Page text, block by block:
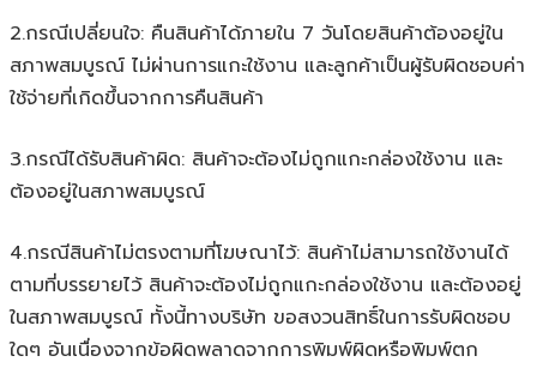
2.กรณีเปลี่ยนใจ: คืนสินค้าได้ภายใน 7 วันโดยสินค้าต้องอยู่ใน
สภาพสมบูรณ์ ไม่ผ่านการแกะใช้งาน และลูกค้าเป็นผู้รับผิดชอบค่า
ใช้จ่ายที่เกิดขึ้นจากการคืนสินค้า
3.กรณีได้รับสินค้าผิด: สินค้าจะต้องไม่ถูกแกะกล่องใช้งาน และ
ต้องอยู่ในสภาพสมบูรณ์
4.กรณีสินค้าไม่ตรงตามที่โฆษณาไว้: สินค้าไม่สามารถใช้งานได้
ตามที่บรรยายไว้ สินค้าจะต้องไม่ถูกแกะกล่องใช้งาน และต้องอยู่
ในสภาพสมบูรณ์ ทั้งนี้ทางบริษัท ขอสงวนสิทธิ์ในการรับผิดชอบ
ใดๆ อันเนื่องจากข้อผิดพลาดจากการพิมพ์ผิดหรือพิมพ์ตก